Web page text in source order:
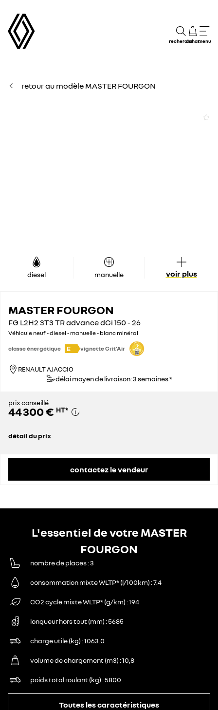
rechercheachatmenu
retour au modèle MASTER FOURGON
diesel manuelle voir plus
MASTER FOURGON
FG L2H2 3T3 TR advance dCi 150 - 26
Véhicule neuf - diesel - manuelle - blanc minéral
classe énergétique E vignette Crit'Air
RENAULT AJACCIO
délai moyen de livraison: 3 semaines *
prix conseillé
44 300 € HT*
détail du prix
contactez le vendeur
L'essentiel de votre MASTER
FOURGON
nombre de places 3
consommation mixte WLTP* (l/100km) 7.4
CO2 cycle mixte WLTP* (g/km) 194
longueur hors tout (mm) 5685
charge utile (kg) 1063.0
volume de chargement (m3) 10,8
poids total roulant (kg) 5800
Toutes les caractéristiques